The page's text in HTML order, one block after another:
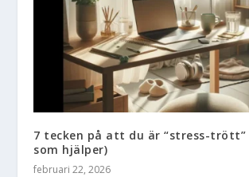
7 tecken på att du är “stress-trött”
som hjälper)
februari 22, 2026